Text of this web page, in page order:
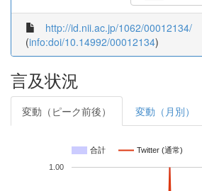
http://id.nii.ac.jp/1062/00012134/
(info:doi/10.14992/00012134)
言及状況
変動（ピーク前後） 変動（月別）
合計 Twitter (通常)
1.00